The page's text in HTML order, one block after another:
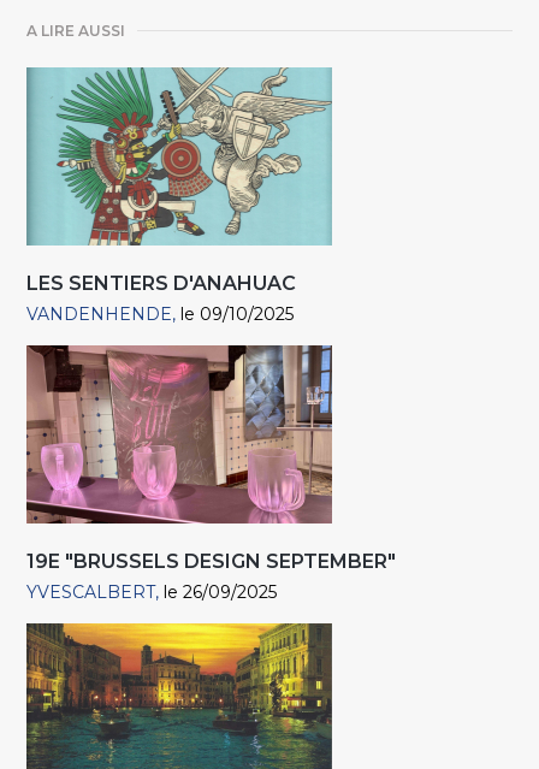
A LIRE AUSSI
LES SENTIERS D'ANAHUAC
VANDENHENDE le 09/10/2025
19E "BRUSSELS DESIGN SEPTEMBER"
YVESCALBERT le 26/09/2025